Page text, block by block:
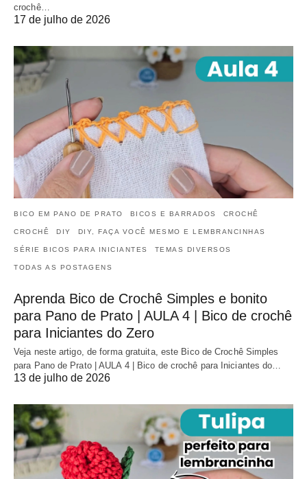
crochê…
17 de julho de 2026
BICO EM PANO DE PRATO BICOS E BARRADOS CROCHÊ
CROCHÊ DIY DIY, FAÇA VOCÊ MESMO E LEMBRANCINHAS
SÉRIE BICOS PARA INICIANTES TEMAS DIVERSOS
TODAS AS POSTAGENS
Aprenda Bico de Crochê Simples e bonito
para Pano de Prato | AULA 4 | Bico de crochê
para Iniciantes do Zero
Veja neste artigo, de forma gratuita, este Bico de Crochê Simples
para Pano de Prato | AULA 4 | Bico de crochê para Iniciantes do…
13 de julho de 2026